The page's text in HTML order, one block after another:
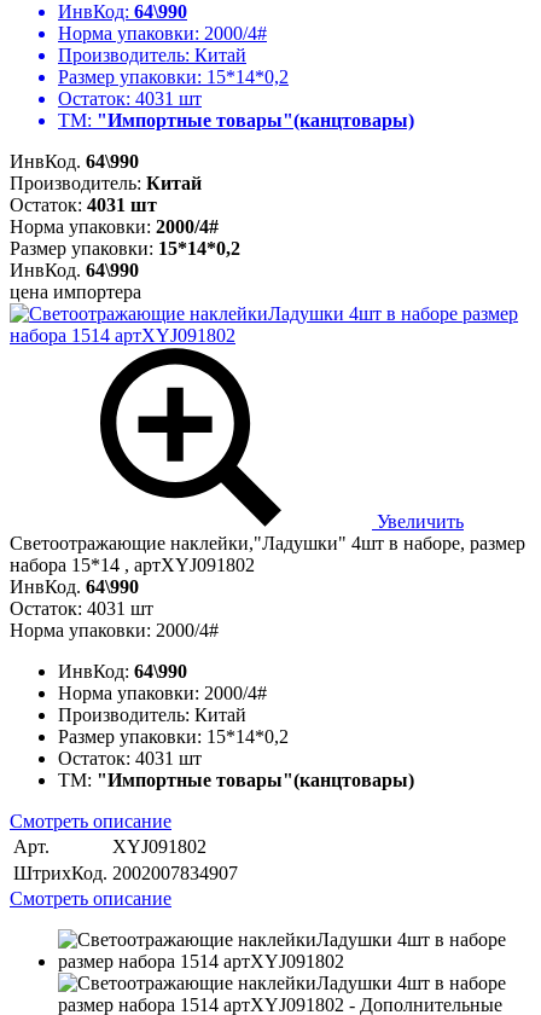
ИнвКод: 64\990
Норма упаковки: 2000/4#
Производитель: Китай
Размер упаковки: 15*14*0,2
Остаток: 4031 шт
ТМ: "Импортные товары"(канцтовары)
ИнвКод. 64\990
Производитель: Китай
Остаток: 4031 шт
Норма упаковки: 2000/4#
Размер упаковки: 15*14*0,2
ИнвКод. 64\990
цена импортера
Увеличить
Светоотражающие наклейки,"Ладушки" 4шт в наборе, размер
набора 15*14 , артXYJ091802
ИнвКод. 64\990
Остаток: 4031 шт
Норма упаковки: 2000/4#
ИнвКод: 64\990
Норма упаковки: 2000/4#
Производитель: Китай
Размер упаковки: 15*14*0,2
Остаток: 4031 шт
ТМ: "Импортные товары"(канцтовары)
Смотреть описание
Арт.
XYJ091802
ШтрихКод. 2002007834907
Смотреть описание